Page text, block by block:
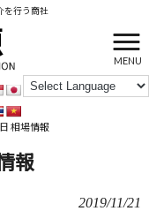
を行う商社
MENU
相場情報
報
2019/11/21